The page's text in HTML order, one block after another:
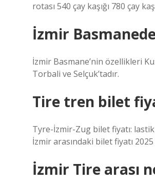
rotası 540 çay kaşığı 780 çay
İzmir
İzmir Basmane’nin özellikleri
Torbali ve Selçuk’tadır.
Tire tren bilet
Tyre-İzmir-Zug bilet fiyatı:
İzmir arasındaki bilet fiyatı
İzmir Tire arası